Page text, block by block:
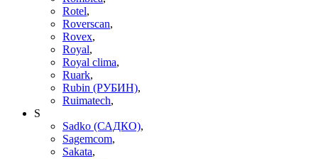
Rotel,
Roverscan,
Rovex,
Royal,
Royal clima,
Ruark,
Rubin (РУБИН),
Ruimatech,
S
Sadko (САДКО),
Sagemcom,
Sakata,